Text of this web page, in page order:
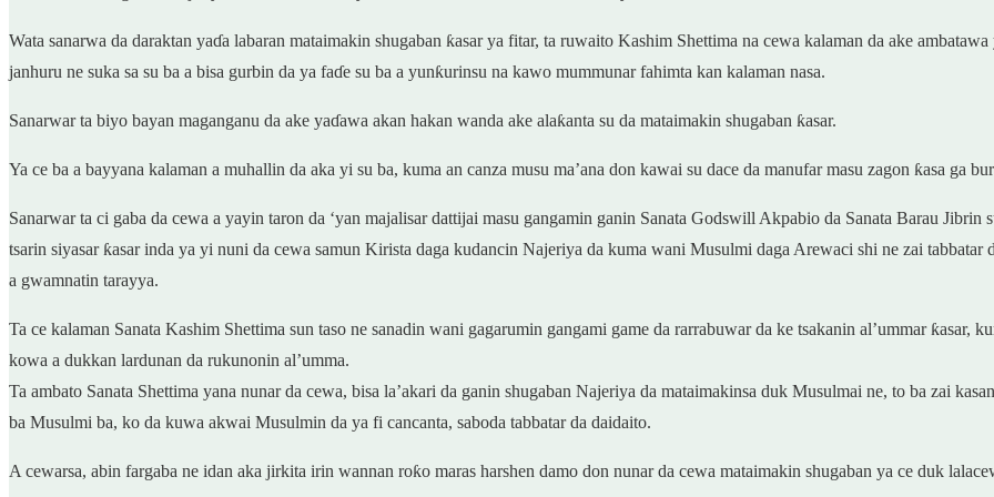
Wata sanarwa da daraktan yaɗa labaran mataimakin shugaban ƙasar ya fitar, ta ruwaito Kashim Shettima na cewa kalaman da ake
janhuru ne suka sa su ba a bisa gurbin da ya faɗe su ba a yunƙurinsu na kawo mummunar fahimta kan kalaman nasa.
Sanarwar ta biyo bayan maganganu da ake yaɗawa akan hakan wanda ake alaƙanta su da mataimakin shugaban ƙasar.
Ya ce ba a bayyana kalaman a muhallin da aka yi su ba, kuma an canza musu ma’ana don kawai su dace da manufar masu zagon ƙasa ga
Sanarwar ta ci gaba da cewa a yayin taron da ‘yan majalisar dattijai masu gangamin ganin Sanata Godswill Akpabio da Sanata Barau
tsarin siyasar ƙasar inda ya yi nuni da cewa samun Kirista daga kudancin Najeriya da kuma wani Musulmi daga Arewaci shi ne zai
a gwamnatin tarayya.
Ta ce kalaman Sanata Kashim Shettima sun taso ne sanadin wani gagarumin gangami game da rarrabuwar da ke tsakanin al’ummar ƙasar,
kowa a dukkan lardunan da rukunonin al’umma.
Ta ambato Sanata Shettima yana nunar da cewa, bisa la’akari da ganin shugaban Najeriya da mataimakinsa duk Musulmai ne, to ba zai
ba Musulmi ba, ko da kuwa akwai Musulmin da ya fi cancanta, saboda tabbatar da daidaito.
A cewarsa, abin fargaba ne idan aka jirkita irin wannan roƙo maras harshen damo don nunar da cewa mataimakin shugaban ya ce duk